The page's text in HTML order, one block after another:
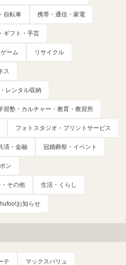
自転車 携帯・通信・家電
ギフト・手芸
ーム リサイクル
ス
レンタル収納
習塾・カルチャー・教育・教習所
フォトスタジオ・プリントサービス
済・金融 冠婚葬祭・イベント
ン
その他 生活・くらし
お知らせ
テ マックスバリュ